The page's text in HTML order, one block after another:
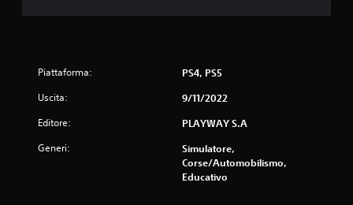
Piattaforma: PS4, PS5
Uscita: 9/11/2022
Editore: PLAYWAY S.A
Generi:
Simulatore,
Corse/Automobilismo,
Educativo